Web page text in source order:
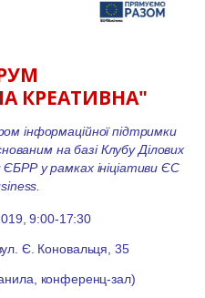
КРЕАТИВНА"
інформаційної підтримки
на базі Клубу Ділових
у рамках ініціативи ЄС
9:00-17:30
Є. Коновальця, 35
конференц-зал)